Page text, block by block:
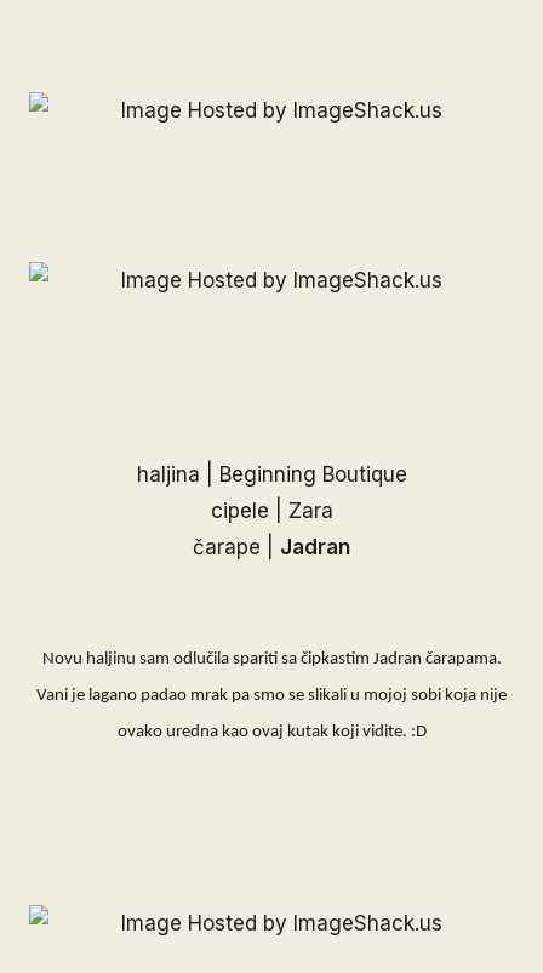
haljina | Beginning Boutique
cipele | Zara
čarape | Jadran
Novu haljinu sam odlučila spariti sa čipkastim Jadran čarapama.
Vani je lagano padao mrak pa smo se slikali u mojoj sobi koja nije
ovako uredna kao ovaj kutak koji vidite. :D